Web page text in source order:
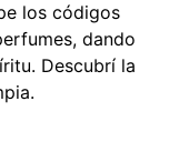
los códigos
dando
Descubrí la